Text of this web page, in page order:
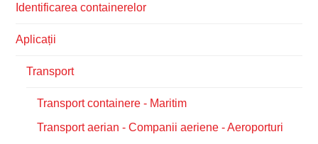
Identificarea containerelor
Aplicații
Transport
Transport containere - Maritim
Transport aerian - Companii aeriene - Aeroporturi